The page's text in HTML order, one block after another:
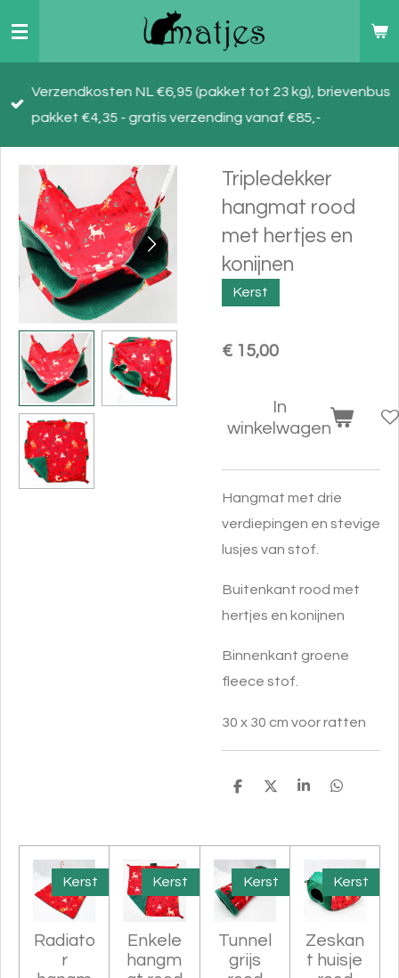
Ga
de
hoofdinhoud
Verzendkosten NL €6,95 (pakket tot 23 kg), brievenbus
pakket €4,35 - gratis verzending vanaf €85,-
Tripledekker
hangmat rood
met hertjes en
konijnen
Kerst
€ 15,00
In
winkelwagen
Hangmat met drie
verdiepingen en stevige
lusjes van stof.
Buitenkant rood met
hertjes en konijnen
Binnenkant groene
fleece stof.
30 x 30 cm voor ratten
D
D
S
D
Kerst
Radiato
r
Kerst
Enkele
hangm
Kerst
Tunnel
grijs
Kerst
Zeskan
t huisje